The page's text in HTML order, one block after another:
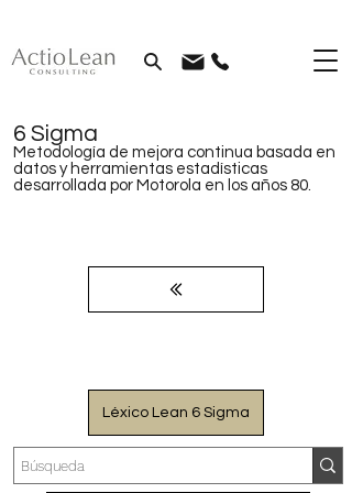
6 Sigma
Metodología de mejora continua basada en
datos y herramientas estadísticas
desarrollada por Motorola en los años 80.
Léxico Lean 6 Sigma